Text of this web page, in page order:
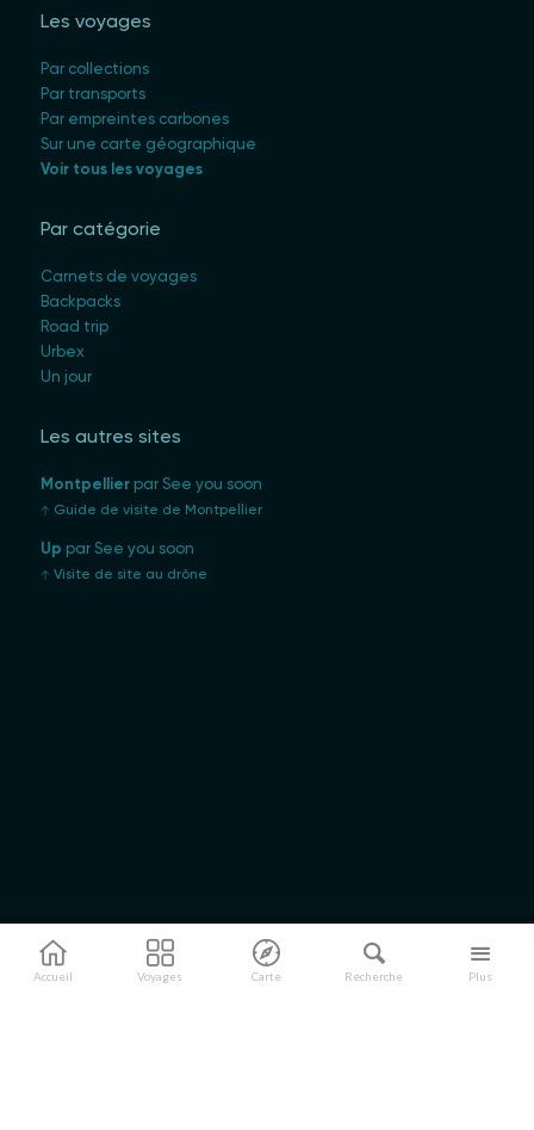
Accueil Voyages Carte Recherche Plus
Les voyages
Par collections
Par transports
Par empreintes carbones
Sur une carte géographique
Voir tous les voyages
Par catégorie
Carnets de voyages
Backpacks
Road trip
Urbex
Un jour
Les autres sites
Montpellier par See you soon
Guide de visite de Montpellier
Up par See you soon
Visite de site au drône